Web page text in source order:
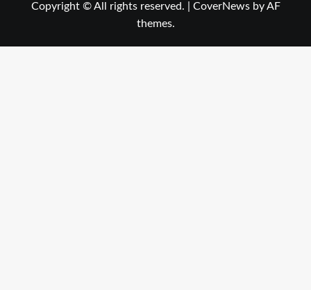
Copyright © All rights reserved. CoverNewsby AF
themes.